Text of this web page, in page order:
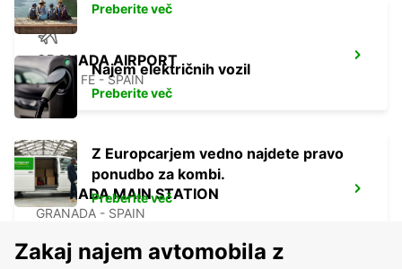
GRANADA AIRPORT
SANTA FE - SPAIN
GRANADA MAIN STATION
GRANADA - SPAIN
Preberite več
Najem električnih vozil
Preberite več
Z Europcarjem vedno najdete pravo
ponudbo za kombi.
Preberite več
Zakaj najem avtomobila z